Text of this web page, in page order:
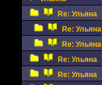
Re: Ульяна
Re: Ульяна
Re: Ульяна
Re: Ульяна
Re: Ульяна